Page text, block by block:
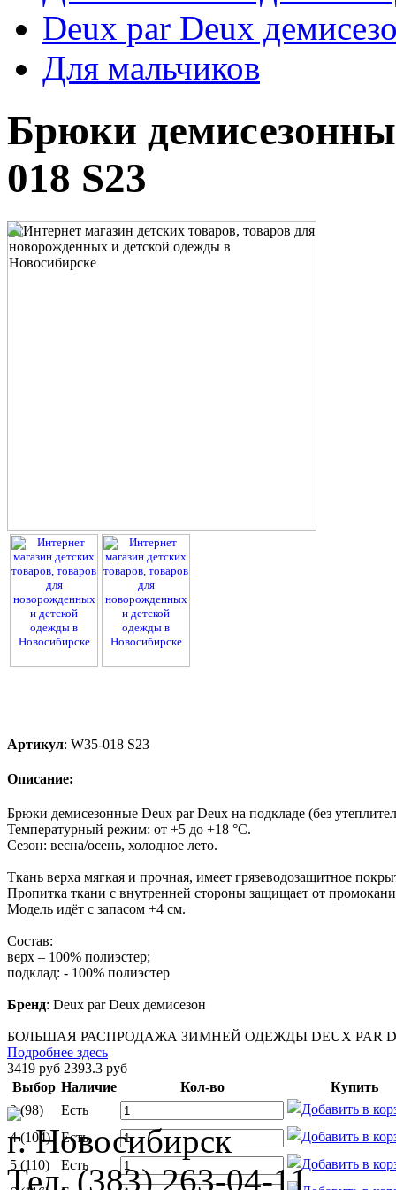
Deux par Deux
Для мальчиков
Брюки
018 S23
Артикул: W35-018 S23
Описание:
Брюки демисезонные Deux par Deux на подкладе (без
Температурный режим: от +5 до +18 °С.
Сезон: весна/осень, холодное лето.
Ткань верха мягкая и прочная, имеет грязеводозащитное
Пропитка ткани с внутренней стороны защищает от
Модель идёт с запасом +4 см.
Состав:
верх – 100% полиэстер;
подклад: - 100% полиэстер
Бренд: Deux par Deux демисезон
БОЛЬШАЯ РАСПРОДАЖА ЗИМНЕЙ ОДЕЖДЫ DEUX PAR
Подробнее здесь
3419 руб 2393.3 руб
Выбор Наличие Кол-во
Купить
3 (98)
Есть
4 (104)
Есть
5 (110)
Есть
г. Новосибирск
Тел. (383) 263-04-11